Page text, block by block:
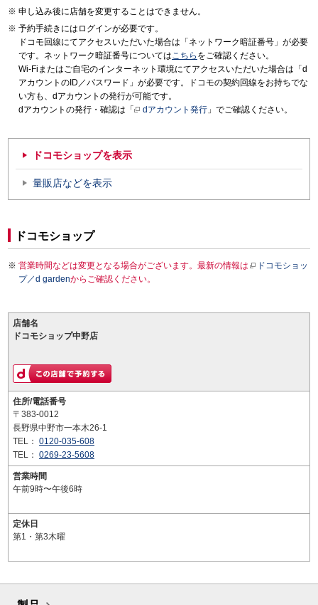
申し込み後に店舗を変更することはできません。
予約手続きにはログインが必要です。
ドコモ回線にてアクセスいただいた場合は「ネットワーク暗証番号」が必要
です。ネットワーク暗証番号についてはこちら をご確認ください。
Wi-Fiまたはご自宅のインターネット環境にてアクセスいただいた場合は「d
アカウントのID／パスワード」が必要です。ドコモの契約回線をお持ちでな
い方も、dアカウントの発行が可能です。
dアカウントの発行・確認は「
dアカウント発行 」でご確認ください。
ドコモショップを表示
量販店などを表示
ドコモショップ
営業時間などは変更となる場合がございます。最新の情報は
ドコモショッ
プ／d gardenからご確認ください。
店舗名
ドコモショップ中野店
住所/電話番号
〒383-0012
長野県中野市一本木26-1
TEL： 0120-035-608
TEL： 0269-23-5608
営業時間
午前9時〜午後6時
定休日
第1・第3木曜